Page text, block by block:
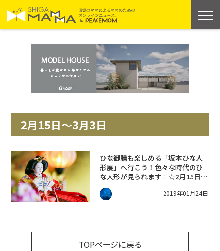
2月15日～3月3日
ひな御膳も楽しめる「坂本ひな人
形展」へ行こう！色々な時代のひ
な人形が見られます！☆2月15日～
3月3日・ひな御膳は要予約
2019年01月24日
TOPページに戻る